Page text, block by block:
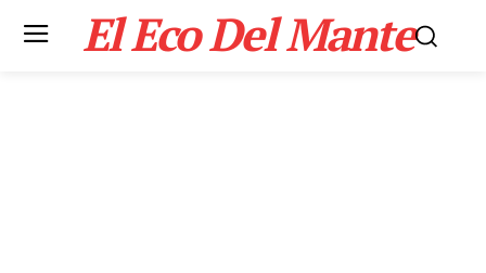
El Eco Del Mante